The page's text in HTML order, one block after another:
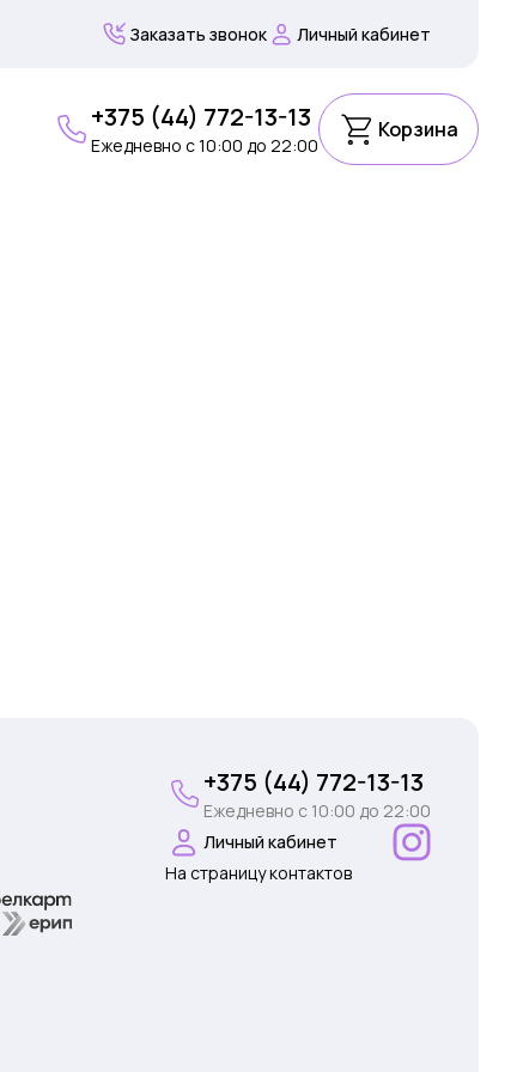
Заказать звонок Личный кабинет
+375 (44) 772-13-13
Ежедневно c 10:00 до 22:00
Корзина
+375 (44) 772-13-13
Ежедневно c 10:00 до 22:00
Личный кабинет
На страницу контактов